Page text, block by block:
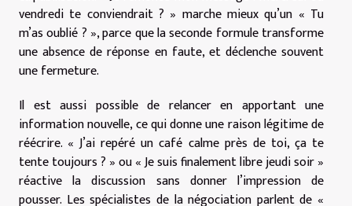
vendredi te conviendrait ? » marche mieux qu’un « Tu
m’as oublié ? », parce que la seconde formule transforme
une absence de réponse en faute, et déclenche souvent
une fermeture.
Il est aussi possible de relancer en apportant une
information nouvelle, ce qui donne une raison légitime de
réécrire. « J’ai repéré un café calme près de toi, ça te
tente toujours ? » ou « Je suis finalement libre jeudi soir »
réactive la discussion sans donner l’impression de
pousser. Les spécialistes de la négociation parlent de «